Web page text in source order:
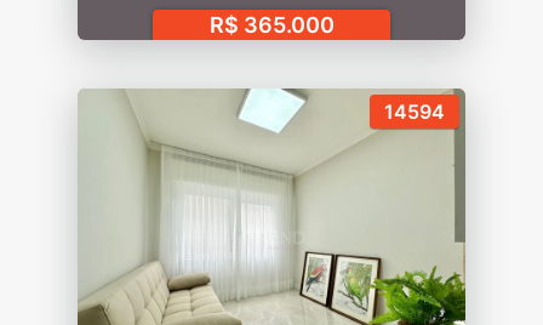
R$ 365.000
14594